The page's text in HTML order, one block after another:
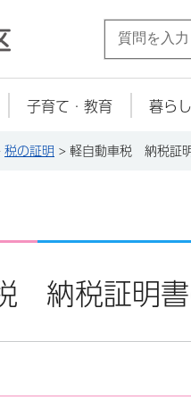
子育て・教育 暮らし
税の証明 > 軽自動車税 納税証
納税証明書